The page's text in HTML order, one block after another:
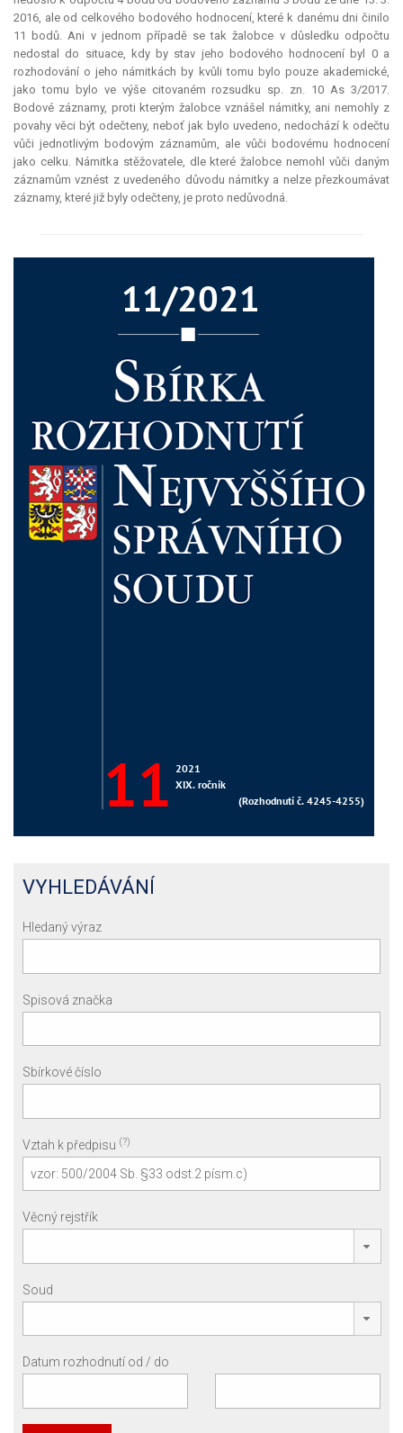
2016, ale od celkového bodového hodnocení, které k danému dni činilo
11 bodů. Ani v jednom případě se tak žalobce v důsledku odpočtu
nedostal do situace, kdy by stav jeho bodového hodnocení byl 0 a
rozhodování o jeho námitkách by kvůli tomu bylo pouze akademické,
jako tomu bylo ve výše citovaném rozsudku sp. zn. 10 As 3/2017.
Bodové záznamy, proti kterým žalobce vznášel námitky, ani nemohly z
povahy věci být odečteny, neboť jak bylo uvedeno, nedochází k odečtu
vůči jednotlivým bodovým záznamům, ale vůči bodovému hodnocení
jako celku. Námitka stěžovatele, dle které žalobce nemohl vůči daným
záznamům vznést z uvedeného důvodu námitky a nelze přezkoumávat
záznamy, které již byly odečteny, je proto nedůvodná.
VYHLEDÁVÁNÍ
Hledaný výraz
Spisová značka
Sbírkové číslo
Vztah k předpisu (?)
Věcný rejstřík
Soud
Datum rozhodnutí od / do